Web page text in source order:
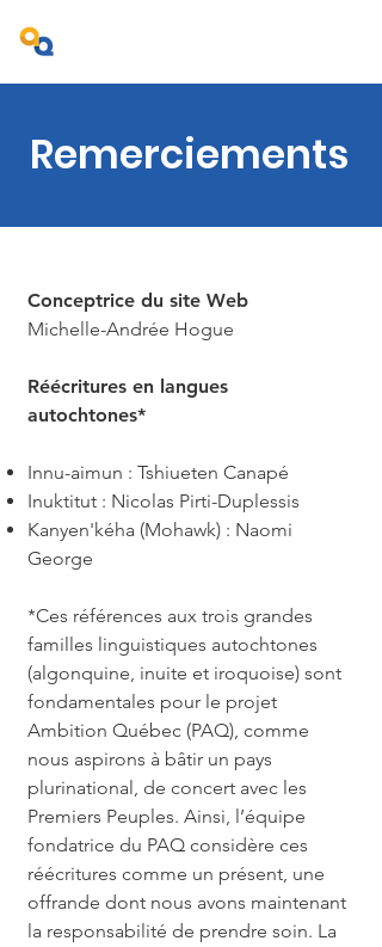
Conceptrice du site Web
Michelle-Andrée Hogue
Réécritures en langues
autochtones*
Innu-aimun : Tshiueten Canapé
Inuktitut : Nicolas Pirti-Duplessis
Kanyen'kéha (Mohawk) : Naomi
George
*Ces références aux trois grandes
familles linguistiques autochtones
(algonquine, inuite et iroquoise) sont
fondamentales pour le projet
Ambition Québec (PAQ), comme
nous aspirons à bâtir un pays
plurinational, de concert avec les
Premiers Peuples. Ainsi, l’équipe
fondatrice du PAQ considère ces
réécritures comme un présent, une
offrande dont nous avons maintenant
la responsabilité de prendre soin. La
Remerciements